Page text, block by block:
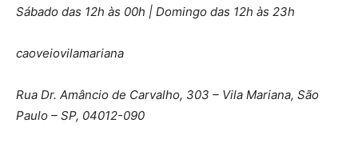
Sábado das 12h às 00h | Domingo das 12h às 23h
caoveiovilamariana
Rua Dr. Amâncio de Carvalho, 303 – Vila Mariana, São
Paulo – SP, 04012-090